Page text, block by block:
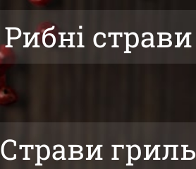
Рибні страви
Страви гриль